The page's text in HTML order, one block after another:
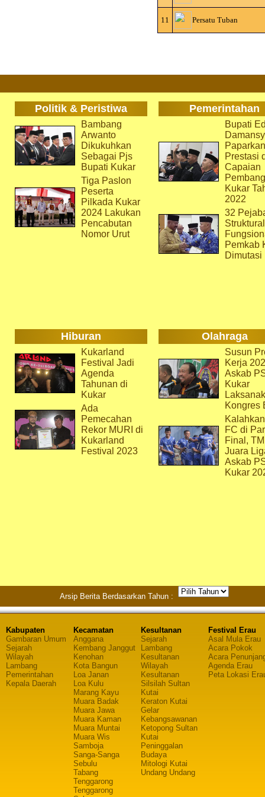
11 Persatu Tuban
Politik & Peristiwa Pemerintahan
Bambang
Arwanto
Dikukuhkan
Sebagai Pjs
Bupati Kukar
Tiga Paslon
Peserta
Pilkada Kukar
2024 Lakukan
Pencabutan
Nomor Urut
Bupati
Paparkan
Prestasi
Capaian
Kukar
2022
32
Pemkab
Dimutasi
Hiburan Olahraga
Kukarland
Festival Jadi
Agenda
Tahunan di
Kukar
Ada
Pemecahan
Rekor MURI di
Kukarland
Festival 2023
Susun
Kerja
Askab
Kukar
Kongres
FC di
Final,
Juara
Askab
Kukar
Arsip Berita Berdasarkan Tahun :
Kabupaten
Gambaran Umum
Sejarah
Wilayah
Lambang
Pemerintahan
Kepala Daerah
Kecamatan
Anggana
Kembang Janggut
Kenohan
Kota Bangun
Loa Janan
Loa Kulu
Marang Kayu
Muara Badak
Muara Jawa
Muara Kaman
Muara Muntai
Muara Wis
Samboja
Sanga-Sanga
Sebulu
Tabang
Tenggarong
Tenggarong
Kesultanan
Sejarah
Lambang
Kesultanan
Wilayah
Kesultanan
Silsilah Sultan
Kutai
Keraton Kutai
Gelar
Kebangsawanan
Ketopong Sultan
Kutai
Peninggalan
Budaya
Mitologi Kutai
Undang Undang
Festival Erau
Asal Mula Erau
Acara Pokok
Acara
Agenda Erau
Peta Lokasi